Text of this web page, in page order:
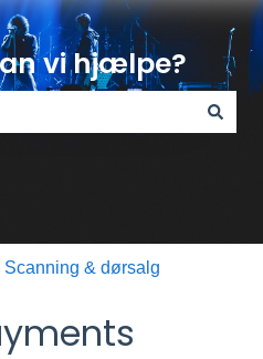
vi hjælpe?
Scanning & dørsalg